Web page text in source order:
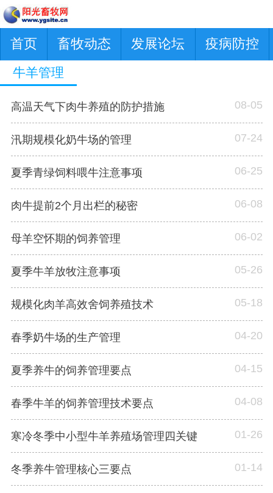
首页 畜牧动态 发展论坛 疫病防控
牛羊管理
高温天气下肉牛养殖的防护措施 08-05
汛期规模化奶牛场的管理 07-24
夏季青绿饲料喂牛注意事项 06-25
肉牛提前2个月出栏的秘密 06-08
母羊空怀期的饲养管理 06-02
夏季牛羊放牧注意事项 05-26
规模化肉羊高效舍饲养殖技术 05-18
春季奶牛场的生产管理 04-20
夏季养牛的饲养管理要点 04-15
春季牛羊的饲养管理技术要点 04-08
寒冷冬季中小型牛羊养殖场管理四关键 01-26
冬季养牛管理核心三要点 01-14